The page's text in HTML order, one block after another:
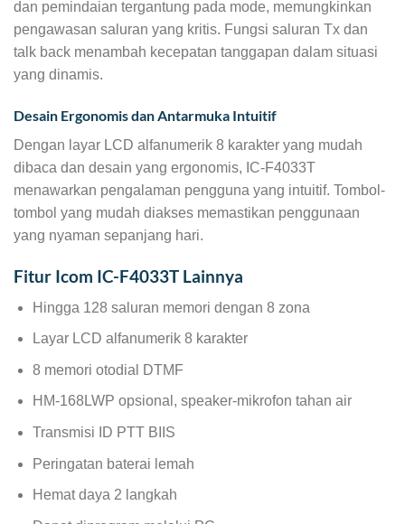
dan pemindaian tergantung pada mode, memungkinkan
pengawasan saluran yang kritis. Fungsi saluran Tx dan
talk back menambah kecepatan tanggapan dalam situasi
yang dinamis.
Desain Ergonomis dan Antarmuka Intuitif
Dengan layar LCD alfanumerik 8 karakter yang mudah
dibaca dan desain yang ergonomis, IC-F4033T
menawarkan pengalaman pengguna yang intuitif. Tombol-
tombol yang mudah diakses memastikan penggunaan
yang nyaman sepanjang hari.
Fitur Icom IC-F4033T Lainnya
Hingga 128 saluran memori dengan 8 zona
Layar LCD alfanumerik 8 karakter
8 memori otodial DTMF
HM-168LWP opsional, speaker-mikrofon tahan air
Transmisi ID PTT BIIS
Peringatan baterai lemah
Hemat daya 2 langkah